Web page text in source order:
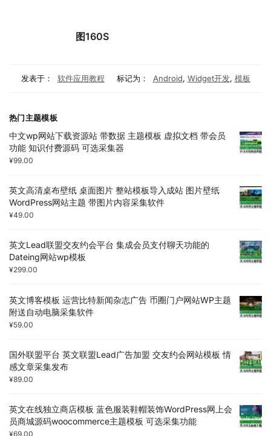
图160S
发表于： 软件应用教程 标记为： Android, Widget开发, 模板
热门主题模板
中文wp网站下载资源站 带数据 主题模板 虚拟文档 带会员
功能 知识付费源码 可选采集器
¥99.00
英文高清桌布壁纸 桌面图片 整站模板导入成站 图片壁纸
WordPress网站主题 带图片内容采集软件
¥49.00
英文Lead联盟交友约会平台 集成会员支付聊天功能的
Dateing网站wp模板
¥299.00
英文博客模板 运营比特新闻杂志广告 币圈门户网站WP主题
附送自动电脑采集软件
¥59.00
国外联盟平台 英文联盟Lead广告加盟 交友约会网站模板 情
感文章采集发布
¥89.00
英文在线独立商店模板 蓝色服装鞋帽装饰WordPress网上会
员商城源码woocommerce主题模板 可选采集功能
¥69.00